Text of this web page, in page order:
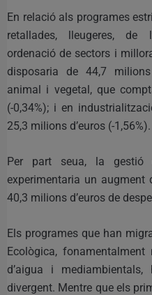
En relació als programes
retallades, lleugeres, de
ordenació de sectors i
disposaria de 44,7
animal i vegetal, que
(-0,34%); i en
25,3 milions d’euros (-1,56%).
Per part seua, la gestió
experimentaria un augment
40,3 milions d’euros de
Els programes que han
Ecològica,
d’aigua i
divergent. Mentre que els